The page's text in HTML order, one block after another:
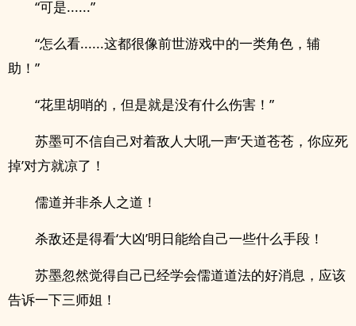
“可是......”
“怎么看......这都很像前世游戏中的一类角色，辅
助！”
“花里胡哨的，但是就是没有什么伤害！”
苏墨可不信自己对着敌人大吼一声‘天道苍苍，你应死
掉’对方就凉了！
儒道并非杀人之道！
杀敌还是得看‘大凶’明日能给自己一些什么手段！
苏墨忽然觉得自己已经学会儒道道法的好消息，应该
告诉一下三师姐！